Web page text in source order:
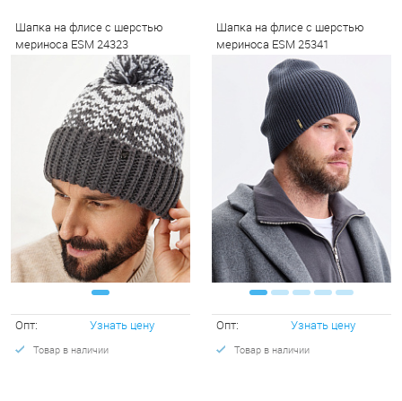
Шапка на флисе с шерстью
мериноса ESM 24323
Опт: Узнать цену
Товар в наличии
Шапка на флисе с шерстью
мериноса ESM 25341
Опт: Узнать цену
Товар в наличии